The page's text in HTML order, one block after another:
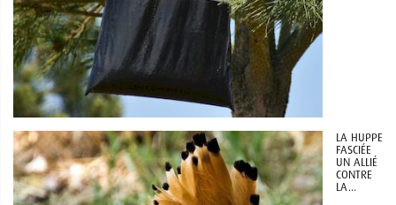
LA HUPPE
FASCIÉE
UN ALLIÉ
CONTRE
LA...